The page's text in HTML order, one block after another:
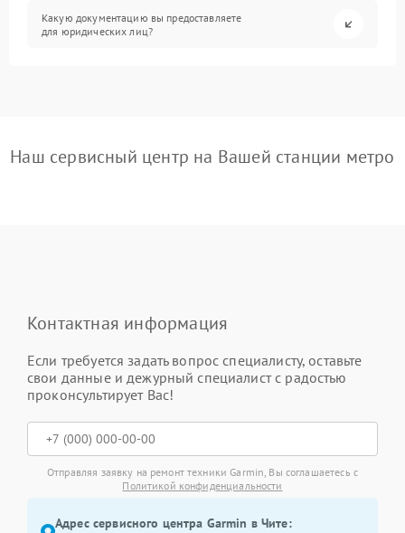
Какую документацию вы предоставляете
для юридических лиц?
Наш сервисный центр на Вашей станции метро
Контактная информация
Если требуется задать вопрос специалисту, оставьте
свои данные и дежурный специалист с радостью
проконсультирует Вас!
Отправляя заявку на ремонт техники Garmin, Вы соглашаетесь с
Политикой конфиденциальности
Адрес сервисного центра Garmin в Чите: